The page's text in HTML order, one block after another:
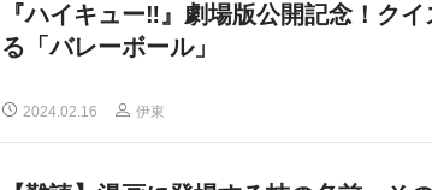
『ハイキュー‼︎』劇場版公開記念！ク
る「バレーボール」
2024.02.16 伊東